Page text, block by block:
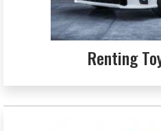
Renting